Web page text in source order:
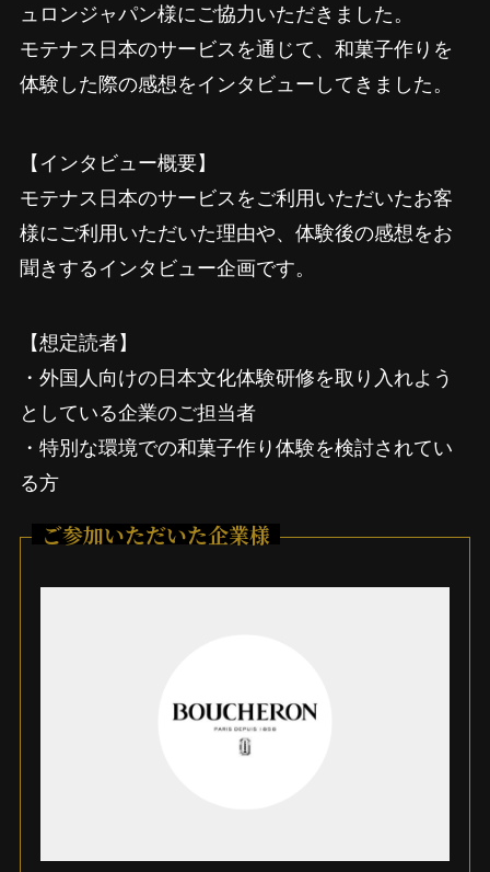
ュロンジャパン様にご協力いただきました。
モテナス日本のサービスを通じて、和菓子作りを
体験した際の感想をインタビューしてきました。
【インタビュー概要】
モテナス日本のサービスをご利用いただいたお客
様にご利用いただいた理由や、体験後の感想をお
聞きするインタビュー企画です。
【想定読者】
・外国人向けの日本文化体験研修を取り入れよう
としている企業のご担当者
・特別な環境での和菓子作り体験を検討されてい
る方
ご参加いただいた企業様